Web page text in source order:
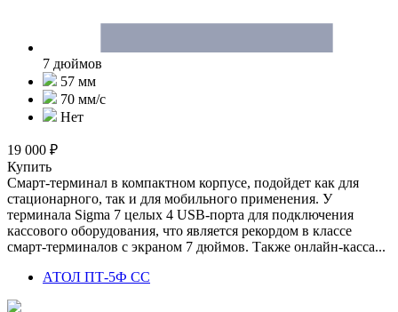
7 дюймов
57 мм
70 мм/с
Нет
19 000 ₽
Купить
Смарт-терминал в компактном корпусе, подойдет как для
стационарного, так и для мобильного применения. У
терминала Sigma 7 целых 4 USB-порта для подключения
кассового оборудования, что является рекордом в классе
смарт-терминалов с экраном 7 дюймов. Также онлайн-касса...
АТОЛ ПТ-5Ф СС